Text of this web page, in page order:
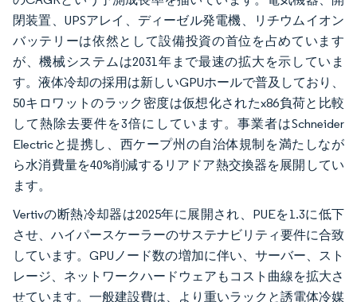
閉装置、UPSアレイ、ディーゼル発電機、リチウムイオン
バッテリーは依然として設備投資の首位を占めています
が、機械システムは2031年まで最速の拡大を示していま
す。液体冷却の採用は新しいGPUホールで普及しており、
50キロワットのラック密度は仮想化されたx86負荷と比較
して熱除去要件を3倍にしています。事業者はSchneider
Electricと提携し、西ケープ州の自治体規制を満たしなが
ら水消費量を40%削減するリアドア熱交換器を展開してい
ます。
Vertivの断熱冷却器は2025年に展開され、PUEを1.3に低下
させ、ハイパースケーラーのサステナビリティ要件に合致
しています。GPUノード数の増加に伴い、サーバー、スト
レージ、ネットワークハードウェアもコスト曲線を拡大さ
せています。一般建設費は、より重いラックと誘電体冷媒